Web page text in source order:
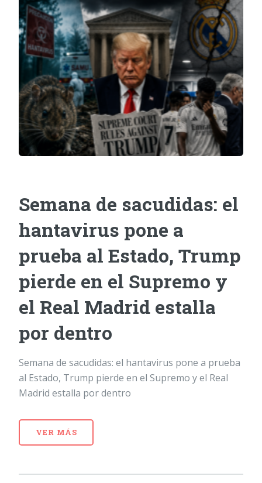
Semana de sacudidas: el
hantavirus pone a
prueba al Estado, Trump
pierde en el Supremo y
el Real Madrid estalla
por dentro
Semana de sacudidas: el hantavirus pone a prueba
al Estado, Trump pierde en el Supremo y el Real
Madrid estalla por dentro
VER MÁS